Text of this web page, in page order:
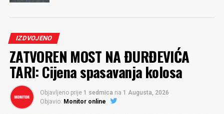
IZDVOJENO
ZATVOREN MOST NA ĐURĐEVIĆA
TARI: Cijena spasavanja kolosa
Objavljeno prije 1 sedmica na 1 Augusta, 2026
Objavio: Monitor online